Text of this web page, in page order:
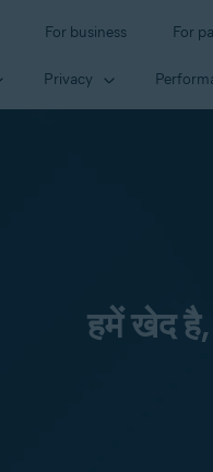
For business For
Privacy
हमें खेद है,